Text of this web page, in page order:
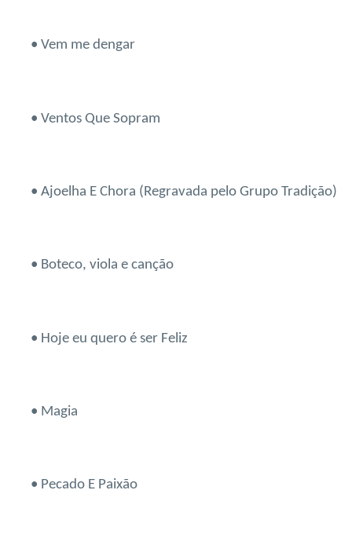
• Vem me dengar
• Ventos Que Sopram
• Ajoelha E Chora (Regravada pelo Grupo Tradição)
• Boteco, viola e canção
• Hoje eu quero é ser Feliz
• Magia
• Pecado E Paixão